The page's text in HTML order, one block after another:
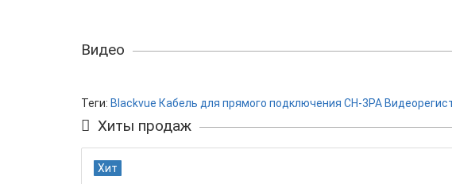
Видео
Теги: Blackvue Кабель для прямого подключения CH-3PA
Хиты продаж
Хит